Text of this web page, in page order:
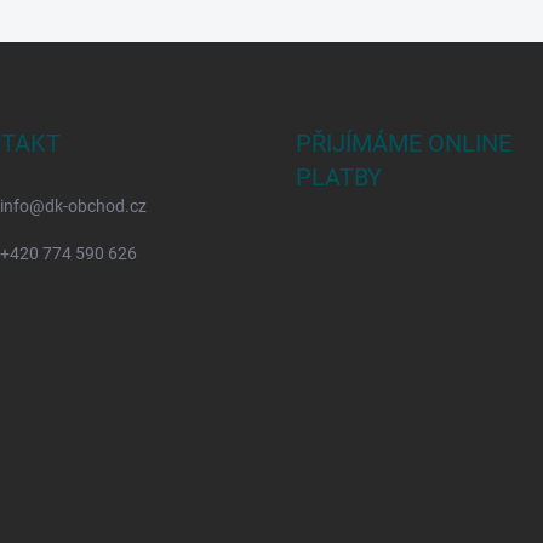
info@dk-obchod.cz
+420 774 590 626
PŘIJÍMÁME ONLINE
PLATBY